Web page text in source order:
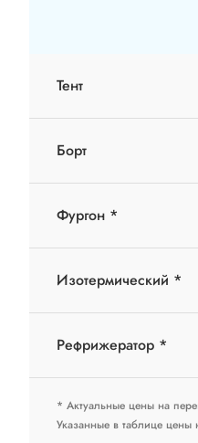
Тент
Борт
Фургон *
Изотермический *
Рефрижератор *
* Актуальные цены на
Указанные в таблице цены